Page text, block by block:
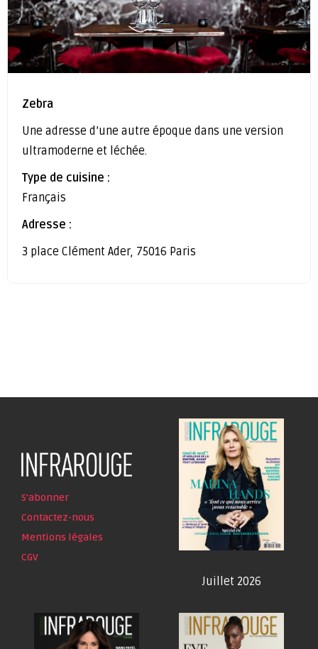
Zebra
Une adresse d’une autre époque dans une version
ultramoderne et léchée.
Type de cuisine :
Français
Adresse :
3 place Clément Ader, 75016 Paris
S'abonner
Contactez-nous
Mentions légales
CGV
Juillet 2026